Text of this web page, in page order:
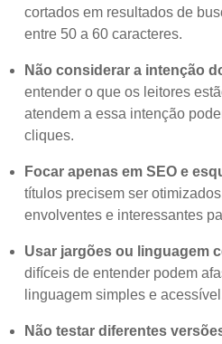
cortados em resultados de
entre 50 a 60 caracteres.
Não considerar a intenção
entender o que os leitores
atendem a essa intenção
cliques.
Focar apenas em SEO e
títulos precisem ser
envolventes e interessantes
Usar jargões ou linguagem
difíceis de entender podem
linguagem simples e
Não testar diferentes